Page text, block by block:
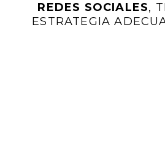
REDES SOCIALES,
ESTRATEGIA